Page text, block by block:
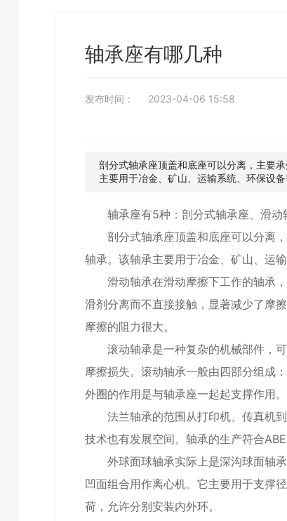
轴承座有哪几种
发布时间： 2023-04-06 15:58
剖分式轴承座顶盖和底座可以分离，主要
主要用于冶金、矿山、运输系统、环保设备
轴承座有5种：剖分式轴承座、滑动
剖分式轴承座顶盖和底座可以分离，
轴承。该轴承主要用于冶金、矿山、运输
滑动轴承在滑动摩擦下工作的轴承，
滑剂分离而不直接接触，显著减少了摩
摩擦的阻力很大。
滚动轴承是一种复杂的机械部件，可
摩擦损失。滚动轴承一般由四部分组成
外圈的作用是与轴承座一起起支撑作用。
法兰轴承的范围从打印机、传真机到
技术也有发展空间。轴承的生产符合
外球面球轴承实际上是深沟球面轴承
凹面组合用作离心机。它主要用于支撑
荷，允许分别安装内外环。